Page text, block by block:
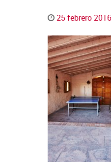
25 febrero 2016